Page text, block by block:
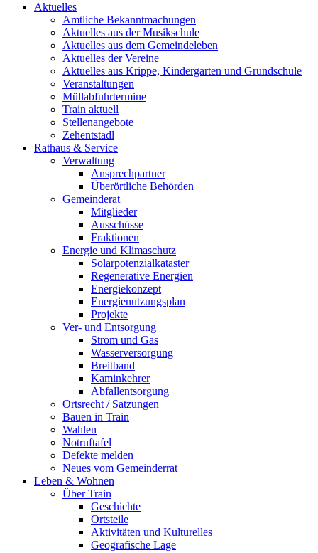
Aktuelles
Amtliche Bekanntmachungen
Aktuelles aus der Musikschule
Aktuelles aus dem Gemeindeleben
Aktuelles der Vereine
Aktuelles aus Krippe, Kindergarten und Grundschule
Veranstaltungen
Müllabfuhrtermine
Train aktuell
Stellenangebote
Zehentstadl
Rathaus & Service
Verwaltung
Ansprechpartner
Überörtliche Behörden
Gemeinderat
Mitglieder
Ausschüsse
Fraktionen
Energie und Klimaschutz
Solarpotenzialkataster
Regenerative Energien
Energiekonzept
Energienutzungsplan
Projekte
Ver- und Entsorgung
Strom und Gas
Wasserversorgung
Breitband
Kaminkehrer
Abfallentsorgung
Ortsrecht / Satzungen
Bauen in Train
Wahlen
Notruftafel
Defekte melden
Neues vom Gemeinderrat
Leben & Wohnen
Über Train
Geschichte
Ortsteile
Aktivitäten und Kulturelles
Geografische Lage